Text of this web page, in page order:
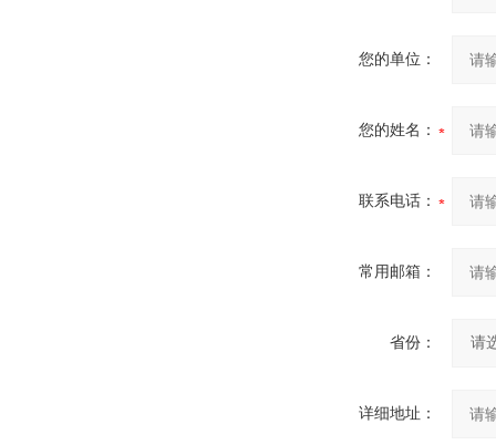
您的单位：
您的姓名：
联系电话：
常用邮箱：
省份：
详细地址：